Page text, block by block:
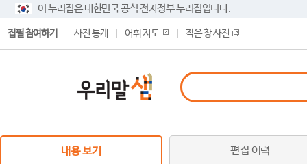
이 누리집은 대한민국 공식 전자정부 누리집입니다.
집필 참여하기 사전 통계 어휘 지도 작은 창 사전
내용 보기 편집 이력